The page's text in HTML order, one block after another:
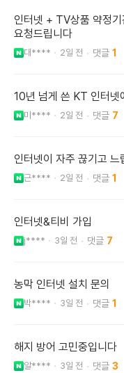
인터넷 + TV상품 약정
요청드립니다
대**** 2일 전 1
10년 넘게 쓴 KT 인터넷
미**** 2일 전 7
인터넷이 자주 끊기고 느
근**** 2일 전 1
인터넷&티비 가입
j**** 3일 전 7
농막 인터넷 설치 문의
박**** 3일 전 1
해지 방어 고민중입니다
알**** 3일 전 3